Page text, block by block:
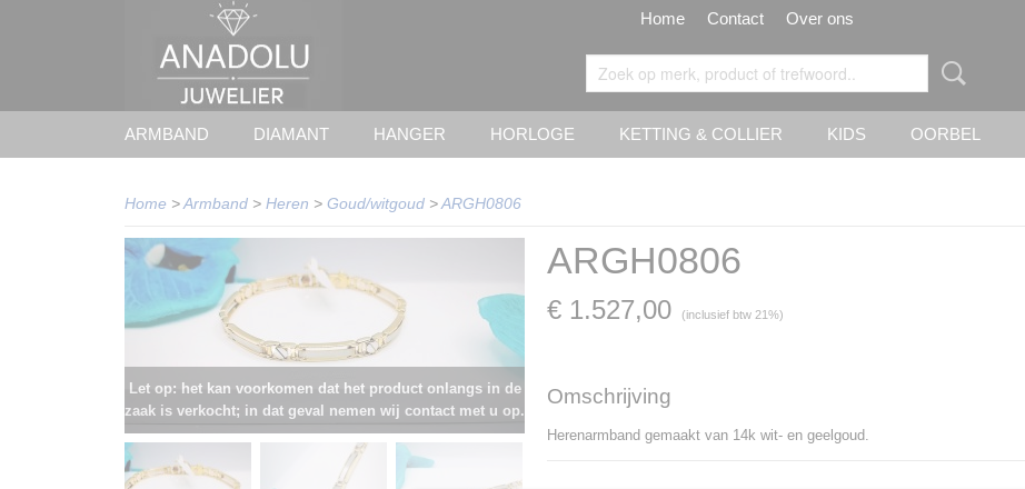
Home Contact Over ons
ARMBAND DIAMANT HANGER HORLOGE KETTING & COLLIER KIDS OORBEL
Home >Armband > Heren > Goud/witgoud >ARGH0806
Let op: het kan voorkomen dat het product onlangs in de
zaak is verkocht; in dat geval nemen wij contact met u op.
ARGH0806
€ 1.527,00 (inclusief btw 21%)
Omschrijving
Herenarmband gemaakt van 14k wit- en geelgoud.